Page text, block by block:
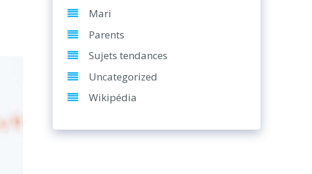
Mari
Parents
Sujets tendances
Uncategorized
Wikipédia